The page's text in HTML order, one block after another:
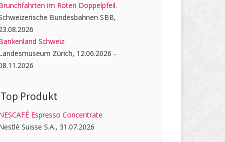
im Roten Doppelpfeil.
Bundesbahnen SBB,
Schweiz
Zürich, 12.06.2026 -
Top Produkt
Espresso Concentrate
Suisse S.A., 31.07.2026